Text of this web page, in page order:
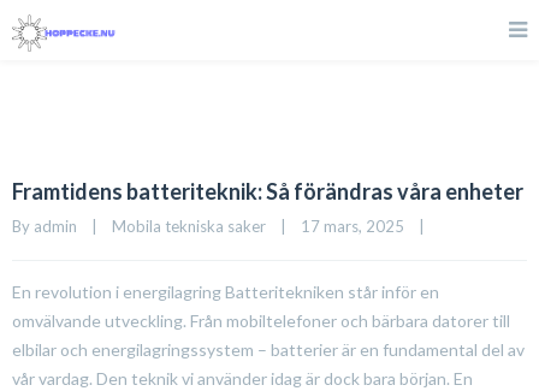
Framtidens batteriteknik: Så förändras våra enheter
By admin Mobila tekniska saker 17 mars, 2025
En revolution i energilagring Batteritekniken står inför en
omvälvande utveckling. Från mobiltelefoner och bärbara datorer till
elbilar och energilagringssystem – batterier är en fundamental del av
vår vardag. Den teknik vi använder idag är dock bara början. En